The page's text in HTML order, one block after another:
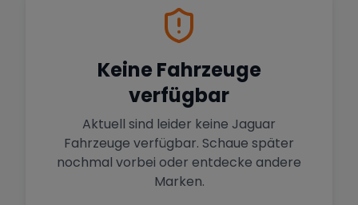
Hamburg
Premium-Fahrzeuge im Norden
Stuttgart
Heimat von Porsche & Mercedes
Mehr Standorte anzeigen
Marke Zurücksetzen (
Keine Fahrzeuge
verfügbar
Aktuell sind leider keine Jaguar
Fahrzeuge verfügbar. Schaue später
nochmal vorbei oder entdecke andere
Marken.